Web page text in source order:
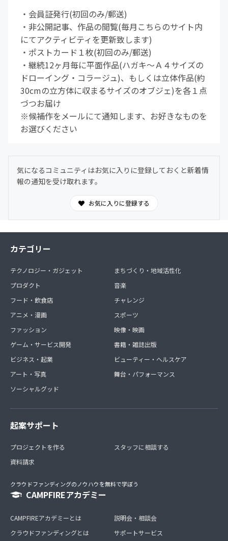
・会員証発行(初回のみ/郵送)
・非公開記事、作品の閲覧(毎月こちらのサイト内
にてアクティビティを更新致します)
・ポストカード１枚(初回のみ/郵送)
・継続12ヶ月毎に平面作品(ハガキ〜Ａ４サイズの
ドローイング・コラージュ)、もしくは立体作品(約
30cmの立方体に収まるサイズのオブジェ)を各１点
づつお届け
※候補作をメールにて通知します、お好きなものを
お選びください
気になるコミュニティはお気に入りに登録しておくと新着情
報の通知を受け取れます。
お気に入りに登録する
カテゴリー
テクノロジー・ガジェット
プロダクト
フード・飲食店
アニメ・漫画
ファッション
ゲーム・サービス開発
ビジネス・起業
アート・写真
ソーシャルグッド
まちづくり・地域活性化
音楽
チャレンジ
スポーツ
映像・映画
書籍・雑誌出版
ビューティー・ヘルスケア
舞台・パフォーマンス
起案サポート
プロジェクトを作る
資料請求
スタッフに相談する
クラウドファンディングのノウハウを無料で学ぼう
CAMPFIREアカデミー
CAMPFIREアカデミーとは
クラウドファンディングとは
説明会・相談会
サポートサービス